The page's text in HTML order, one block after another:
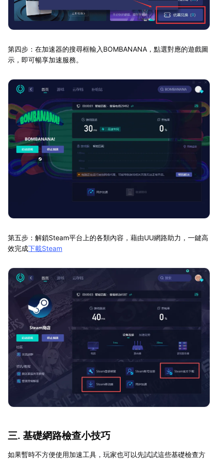
第四步：在加速器的搜尋框輸入BOMBANANA，點選對應的遊戲圖
示，即可暢享加速服務。
第五步：解鎖Steam平台上的各類內容，藉由UU網路助力，一鍵高
效完成下載Steam
三. 基礎網路檢查小技巧
如果暫時不方便使用加速工具，玩家也可以先試試這些基礎檢查方